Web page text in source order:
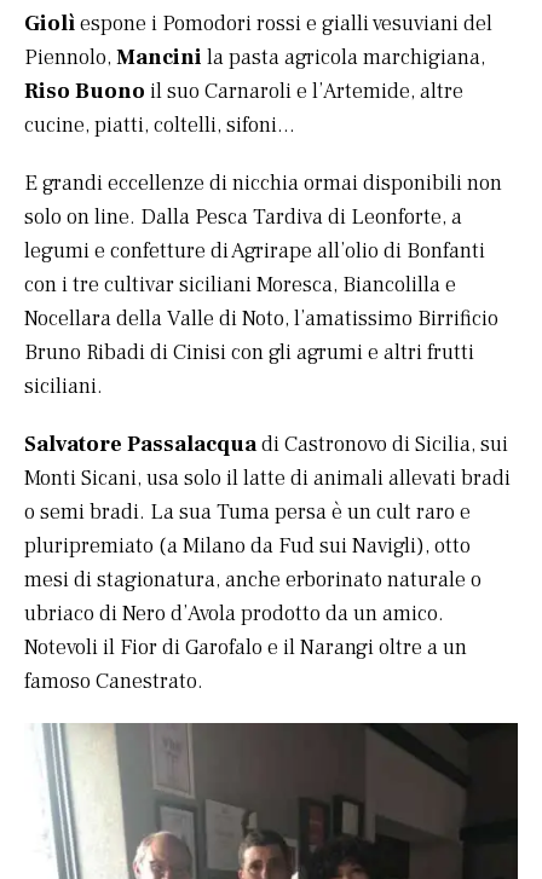
Giolìespone i Pomodori rossi e gialli vesuviani del
Piennolo, Mancini la pasta agricola marchigiana,
Riso Buono il suo Carnaroli e l’Artemide, altre
cucine, piatti, coltelli, sifoni…
E grandi eccellenze di nicchia ormai disponibili non
solo on line. Dalla Pesca Tardiva di Leonforte, a
legumi e confetture di Agrirape all’olio di Bonfanti
con i tre cultivar siciliani Moresca, Biancolilla e
Nocellara della Valle di Noto, l’amatissimo Birrificio
Bruno Ribadi di Cinisi con gli agrumi e altri frutti
siciliani.
Salvatore Passalacquadi Castronovo di Sicilia, sui
Monti Sicani, usa solo il latte di animali allevati bradi
o semi bradi. La sua Tuma persa è un cult raro e
pluripremiato (a Milano da Fud sui Navigli), otto
mesi di stagionatura, anche erborinato naturale o
ubriaco di Nero d’Avola prodotto da un amico.
Notevoli il Fior di Garofalo e il Narangi oltre a un
famoso Canestrato.